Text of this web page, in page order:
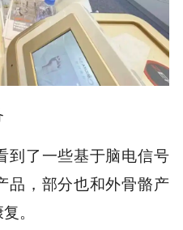
到了一些基于脑电信号
品，部分也和外骨骼产
。